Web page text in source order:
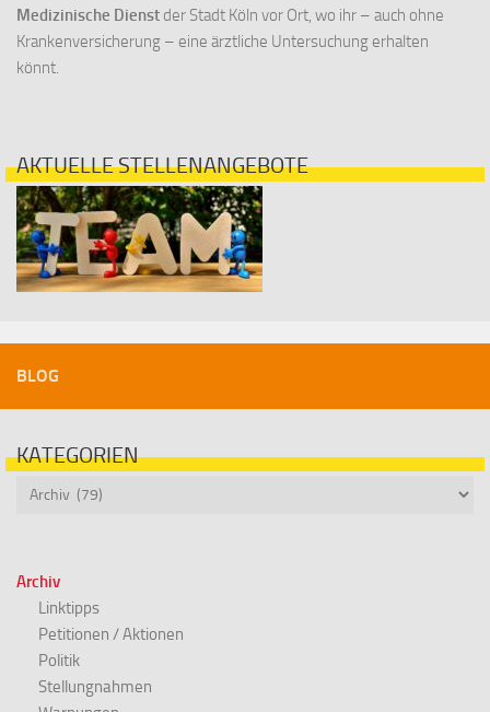
Medizinische Dienst der Stadt Köln vor Ort, wo ihr – auch ohne
Krankenversicherung – eine ärztliche Untersuchung erhalten
könnt.
AKTUELLE STELLENANGEBOTE
BLOG
KATEGORIEN
Kategorien
Archiv
Linktipps
Petitionen / Aktionen
Politik
Stellungnahmen